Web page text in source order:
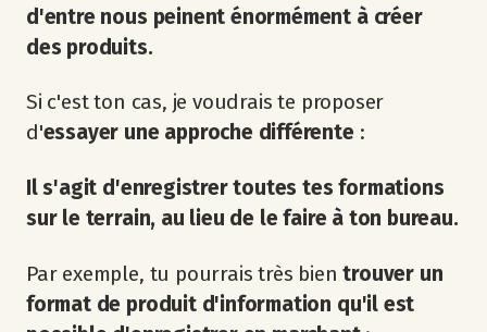
d'entre nous peinent énormément à créer
des produits.
Si c'est ton cas, je voudrais te proposer
d'essayer une approche différente :
Il s'agit d'enregistrer toutes tes formations
sur le terrain, au lieu de le faire à ton bureau.
Par exemple, tu pourrais très bientrouver un
format de produit d'information qu'il est